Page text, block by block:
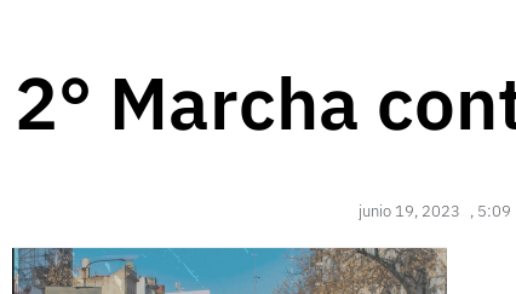
2° Marcha
junio 19, 2023 , 5:09